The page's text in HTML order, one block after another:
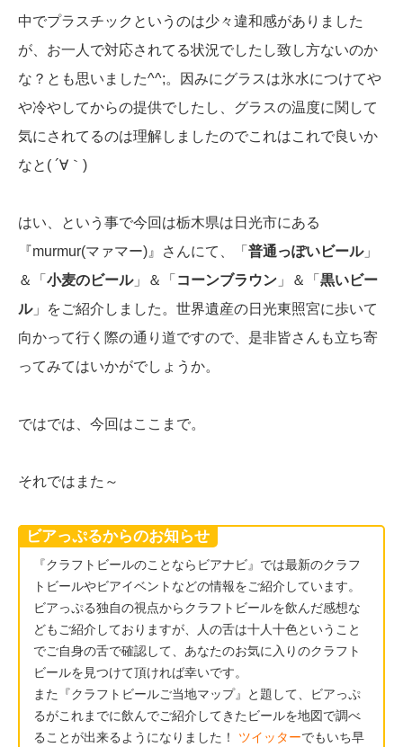
中でプラスチックというのは少々違和感がありました
が、お一人で対応されてる状況でしたし致し方ないのか
な？とも思いました^^;。因みにグラスは氷水につけてや
や冷やしてからの提供でしたし、グラスの温度に関して
気にされてるのは理解しましたのでこれはこれで良いか
なと( ´∀｀)
はい、という事で今回は栃木県は日光市にある
『murmur(マァマー)』さんにて、「 普通っぽいビール」
＆「 小麦のビール」＆「 コーンブラウン 」＆「 黒いビー
ル」をご紹介しました。世界遺産の日光東照宮に歩いて
向かって行く際の通り道ですので、是非皆さんも立ち寄
ってみてはいかがでしょうか。
ではでは、今回はここまで。
それではまた～
ビアっぷるからのお知らせ
『クラフトビールのことならビアナビ』では最新のクラフ
トビールやビアイベントなどの情報をご紹介しています。
ビアっぷる独自の視点からクラフトビールを飲んだ感想な
どもご紹介しておりますが、人の舌は十人十色ということ
でご自身の舌で確認して、あなたのお気に入りのクラフト
ビールを見つけて頂ければ幸いです。
また『クラフトビールご当地マップ』と題して、ビアっぷ
るがこれまでに飲んでご紹介してきたビールを地図で調べ
ることが出来るようになりました！ ツイッターでもいち早